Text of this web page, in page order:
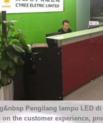
Pengilang lampu LED di
the customer experience,